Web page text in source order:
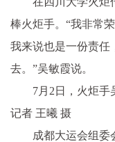
棒火炬手。“我非常
我来说也是一份责任
去。”吴敏霞说。
7月2日，火炬手
记者 王曦 摄
成都大运会组委